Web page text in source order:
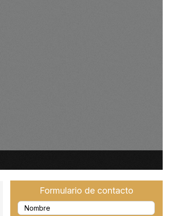
Formulario de contacto